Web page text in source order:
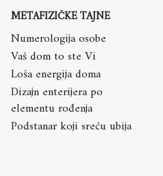
METAFIZIČKE TAJNE
Numerologija osobe
Vaš dom to ste Vi
Loša energija doma
Dizajn enterijera po
elementu rođenja
Podstanar koji sreću ubija